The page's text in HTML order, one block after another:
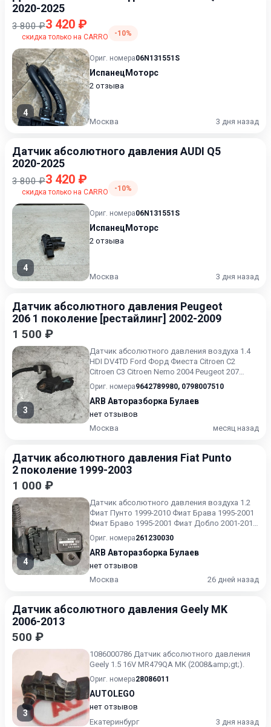
2020-2025
3 800 ₽3 420 ₽
скидка только на CARRO -10%
4
Ориг. номера06N131551S
ИспанецМоторс
2 отзыва
Москва 3 дня назад
Датчик абсолютного давления AUDI Q5
2020-2025
3 800 ₽3 420 ₽
скидка только на CARRO -10%
4
Ориг. номера06N131551S
ИспанецМоторс
2 отзыва
Москва 3 дня назад
Датчик абсолютного давления Peugeot
206 1 поколение [рестайлинг] 2002-2009
1 500 ₽
3
Датчик абсолютного давления воздуха 1.4
HDI DV4TD Ford Форд Фиеста Citroen C2
Citroen C3 Citroen Nemo 2004 Peugeot 207
Peugeot 307 2004 Peug...
Ориг. номера9642789980, 0798007510
ARB Авторазборка Булаев
нет отзывов
Москва
месяц назад
Датчик абсолютного давления Fiat Punto
2 поколение 1999-2003
1 000 ₽
4
Датчик абсолютного давления воздуха 1.2
Фиат Пунто 1999-2010 Фиат Брава 1995-2001
Фиат Браво 1995-2001 Фиат Добло 2001-2015
Фиат Панда 2003-...
Ориг. номера261230030
ARB Авторазборка Булаев
нет отзывов
Москва
26 дней назад
Датчик абсолютного давления Geely MK
2006-2013
500 ₽
3
1086000786 Датчик абсолютного давления
Geely 1.5 16V MR479QA MK (2008&amp;gt;).
Ориг. номера28086011
AUTOLEGO
нет отзывов
Екатеринбург
3 дня назад